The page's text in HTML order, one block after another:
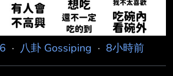
· 八卦 Gossiping · 8小時前